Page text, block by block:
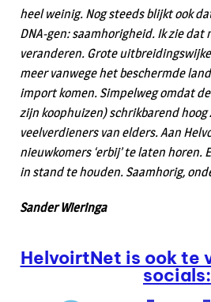
heel weinig. Nog steeds blijkt ook
DNA-gen: saamhorigheid. Ik zie dat
veranderen. Grote
meer vanwege het beschermde
import komen. Simpelweg omdat
zijn koophuizen) schrikbarend hoog
veelverdieners van elders. Aan
nieuwkomers ‘erbij’ te laten horen.
in stand te houden. Saamhorig,
Sander Wieringa
HelvoirtNet is ook te
socials: